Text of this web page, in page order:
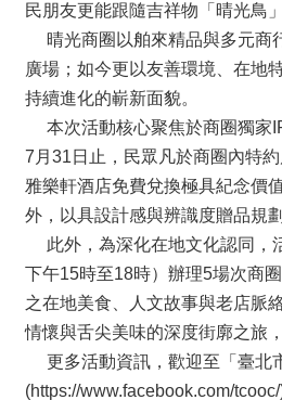
民朋友更能跟隨吉祥物「晴光鳥
晴光商圈以舶來精品與多元商
廣場；如今更以友善環境、在地
持續進化的嶄新面貌。
本次活動核心聚焦於商圈獨家
7月31日止，民眾凡於商圈內特
雅樂軒酒店免費兌換極具紀念價
外，以具設計感與辨識度贈品規
此外，為深化在地文化認同，
下午15時至18時）辦理5場次商
之在地美食、人文故事與老店脈
情懷與舌尖美味的深度街廓之旅
更多活動資訊，歡迎至「臺北
(https://www.facebook.com/tcooc/